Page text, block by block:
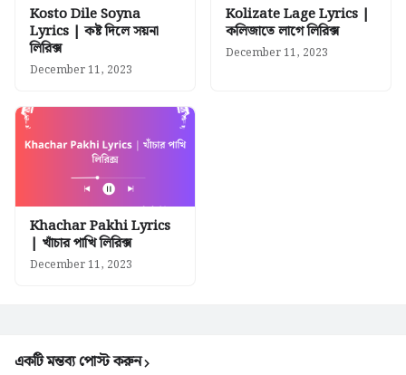
Kosto Dile Soyna
Lyrics | কষ্ট দিলে সয়না
লিরিক্স
December 11, 2023
Kolizate Lage Lyrics |
কলিজাতে লাগে লিরিক্স
December 11, 2023
Khachar Pakhi Lyrics
| খাঁচার পাখি লিরিক্স
December 11, 2023
একটি মন্তব্য পোস্ট করুন